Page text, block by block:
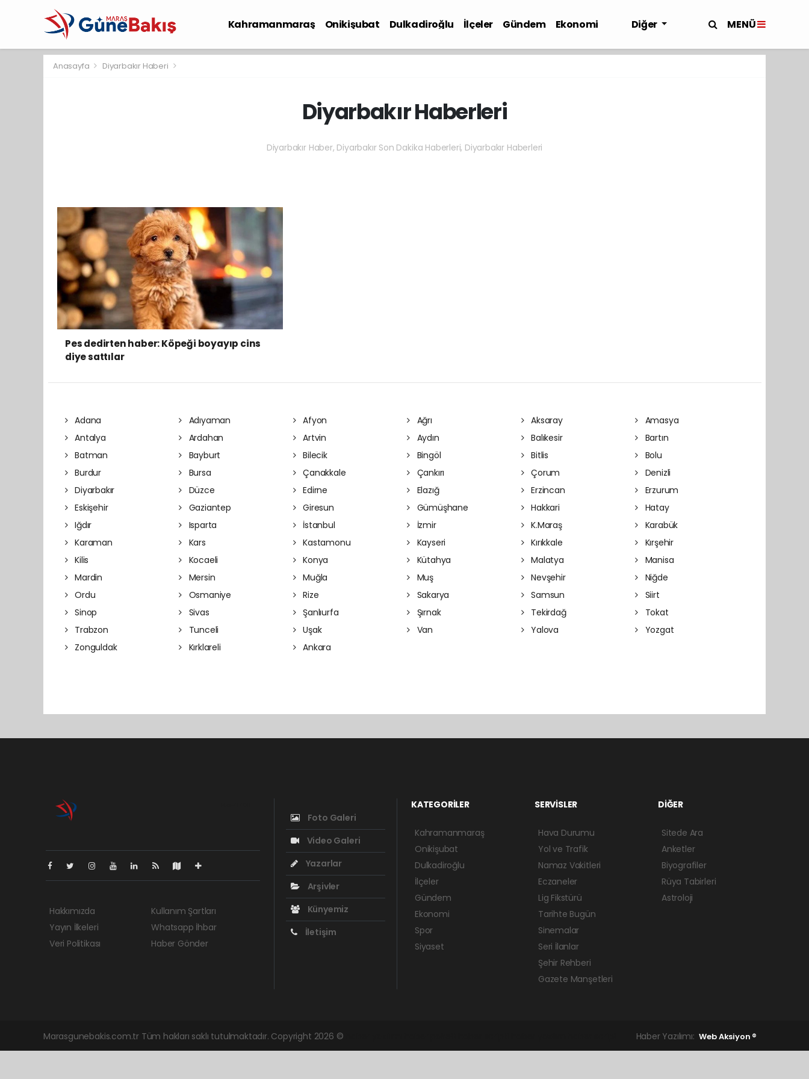
Kahramanmaraş Onikişubat Dulkadiroğlu İlçeler Gündem
Ekonomi
Diğer MENÜ
Anasayfa Diyarbakır Haberi
Diyarbakır Haberleri
Diyarbakır Haber, Diyarbakır Son Dakika Haberleri, Diyarbakır Haberleri
Pes dedirten haber: Köpeği boyayıp cins
diye sattılar
Adana Adıyaman Afyon Ağrı Aksaray
Amasya
Antalya
Ardahan Artvin Aydın Balıkesir
Bartın
Batman
Bayburt Bilecik Bingöl Bitlis
Bolu
Burdur
Bursa Çanakkale Çankırı Çorum
Denizli
Diyarbakır
Düzce Edirne Elazığ Erzincan
Erzurum
Eskişehir
Gaziantep Giresun Gümüşhane Hakkari
Hatay
Iğdır
Isparta İstanbul İzmir K.Maraş
Karabük
Karaman
Kars Kastamonu Kayseri Kırıkkale
Kırşehir
Kilis
Kocaeli Konya Kütahya Malatya
Manisa
Mardin
Mersin Muğla Muş Nevşehir
Niğde
Ordu
Osmaniye Rize Sakarya Samsun
Siirt
Sinop
Sivas Şanlıurfa Şırnak Tekirdağ
Tokat
Trabzon
Tunceli Uşak Van Yalova
Yozgat
Zonguldak
Kırklareli Ankara
Hakkımızda
Yayın İlkeleri
Veri Politikası
Kullanım Şartları
Whatsapp İhbar
Haber Gönder
Foto Galeri
Video Galeri
Yazarlar
Arşivler
Künyemiz
İletişim
KATEGORİLER
Kahramanmaraş
Onikişubat
Dulkadiroğlu
İlçeler
Gündem
Ekonomi
Spor
Siyaset
SERVİSLER
Hava Durumu
Yol ve Trafik
Namaz Vakitleri
Eczaneler
Lig Fikstürü
Tarihte Bugün
Sinemalar
Seri İlanlar
Şehir Rehberi
Gazete Manşetleri
DİĞER
Sitede Ara
Anketler
Biyografiler
Rüya Tabirleri
Astroloji
Marasgunebakis.com.tr Tüm hakları saklı tutulmaktadır. Copyright 2026 © Haber Yazılımı: Web Aksiyon ®